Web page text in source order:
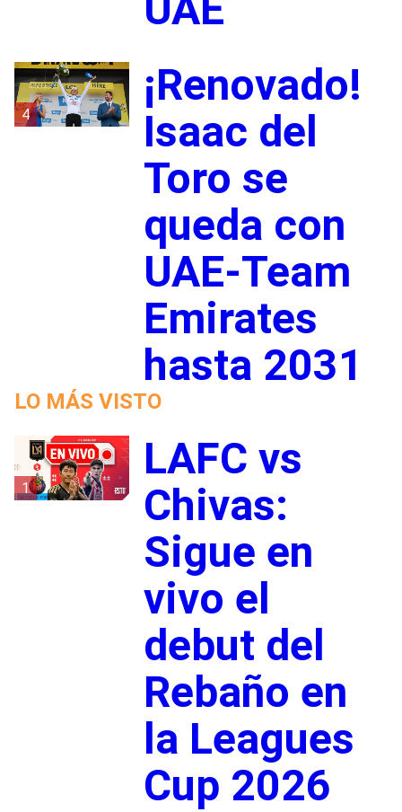
4
¡Renovado!
Isaac del
Toro se
queda con
UAE-Team
Emirates
hasta 2031
LO MÁS VISTO
1
LAFC vs
Chivas:
Sigue en
vivo el
debut del
Rebaño en
la Leagues
Cup 2026